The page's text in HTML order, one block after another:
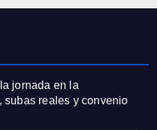
jornada en la
subas reales y convenio